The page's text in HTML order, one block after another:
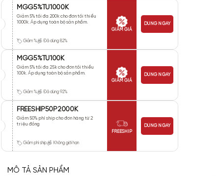
MGG5%TU1000K
Giảm 5% tối đa 200k cho đơn tối thiểu
1000k. Áp dụng toàn bộ sản phẩm.
Giảm % Đã dùng 82%
GIẢM GIÁ
DÙNG NGAY
MGG5%TU100K
Giảm 5% tối đa 25k cho đơn tối thiểu
100k. Áp dụng toàn bộ sản phẩm.
Giảm % Đã dùng 92%
GIẢM GIÁ
DÙNG NGAY
FREESHIP50P2000K
Giảm 50% phí ship cho đơn hàng từ 2
triệu đồng
Giảm phí ship Không giới hạn
FREESHIP
DÙNG NGAY
MÔ TẢ SẢN PHẨM